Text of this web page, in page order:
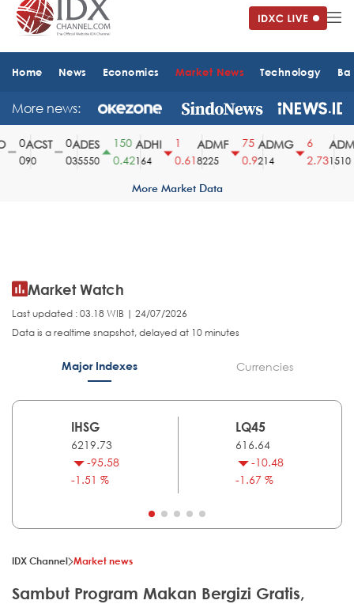
Home News Economics Market News Technology
More news:
ACST
90
ADES
35550
150
0.42
ADHI
164
0.61
ADMF
8225
75
0.9
ADMG
214
2.73
ADMR
1510
More Market Data
Market Watch
Last updated : 03.18 WIB | 24/07/2026
Data is a realtime snapshot, delayed at 10 minutes
Major Indexes Currencies
IHSG
6219.73
-95.58
-1.51 %
LQ45
616.64
-10.48
-1.67 %
IDX Channel Market news
Sambut Program Makan Bergizi Gratis,